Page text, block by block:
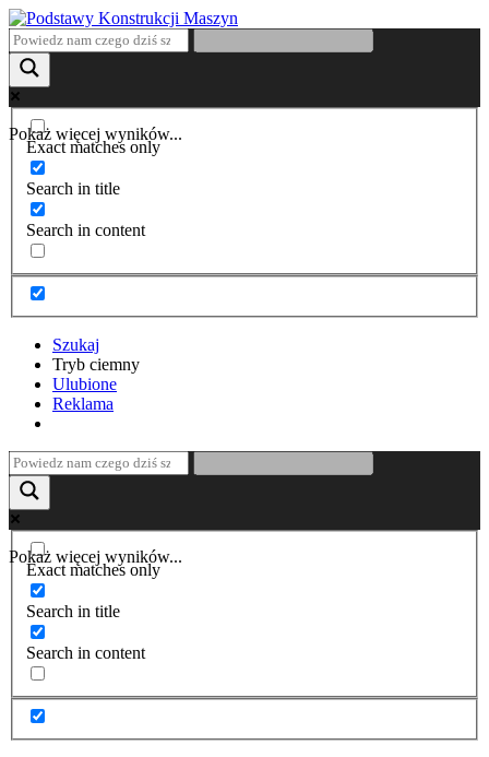
Pokaż więcej wyników...
Exact matches only
Search in title
Search in content
Szukaj
Tryb ciemny
Ulubione
Reklama
Pokaż więcej wyników...
Exact matches only
Search in title
Search in content